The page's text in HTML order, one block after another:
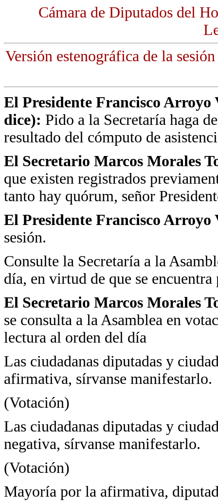
Cámara de Diputados del
Versión estenográfica de la
El Presidente Francisco
dice): Pido a la Secretaría haga
resultado del cómputo de
El Secretario Marcos Morales
que existen registrados
tanto hay quórum, señor
El Presidente Francisco Arroyo
sesión.
Consulte la Secretaría a la
día, en virtud de que se
El Secretario Marcos Morales
se consulta a la Asamblea en
lectura al orden del día
Las ciudadanas diputadas y
afirmativa, sírvanse manifestarlo.
(Votación)
Las ciudadanas diputadas y
negativa, sírvanse manifestarlo.
(Votación)
Mayoría por la afirmativa,